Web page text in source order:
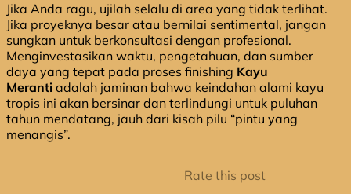
Jika Anda ragu, ujilah selalu di area yang tidak terlihat.
Jika proyeknya besar atau bernilai sentimental, jangan
sungkan untuk berkonsultasi dengan profesional.
Menginvestasikan waktu, pengetahuan, dan sumber
daya yang tepat pada proses finishing Kayu
Meranti adalah jaminan bahwa keindahan alami kayu
tropis ini akan bersinar dan terlindungi untuk puluhan
tahun mendatang, jauh dari kisah pilu “pintu yang
menangis”.
Rate this post